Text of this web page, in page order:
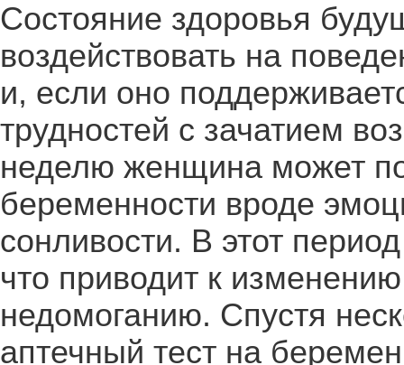
Состояние здоровья
воздействовать на
и, если оно
трудностей с зачатием
неделю женщина может
беременности вроде
сонливости. В этот
что приводит к
недомоганию. Спустя
аптечный тест на